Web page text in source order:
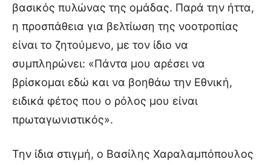
βασικός πυλώνας της ομάδας. Παρά την ήττα,
η προσπάθεια για βελτίωση της νοοτροπίας
είναι το ζητούμενο, με τον ίδιο να
συμπληρώνει: «Πάντα μου αρέσει να
βρίσκομαι εδώ και να βοηθάω την Εθνική,
ειδικά φέτος που ο ρόλος μου είναι
πρωταγωνιστικός».
Την ίδια στιγμή, ο Βασίλης Χαραλαμπόπουλος